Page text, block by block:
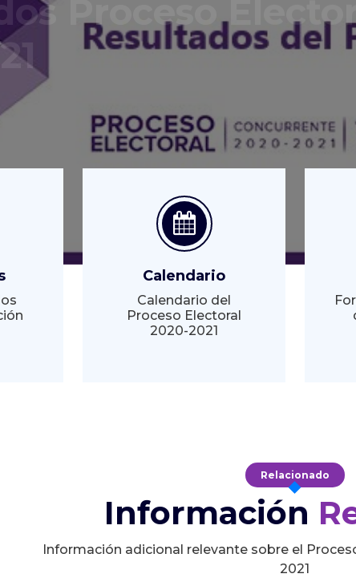
resultados ACTUALIZADOS
Calendario
Calendario del
Proceso Electoral
2020-2021
Relacionado
Información
Información adicional relevante sobre el
2021